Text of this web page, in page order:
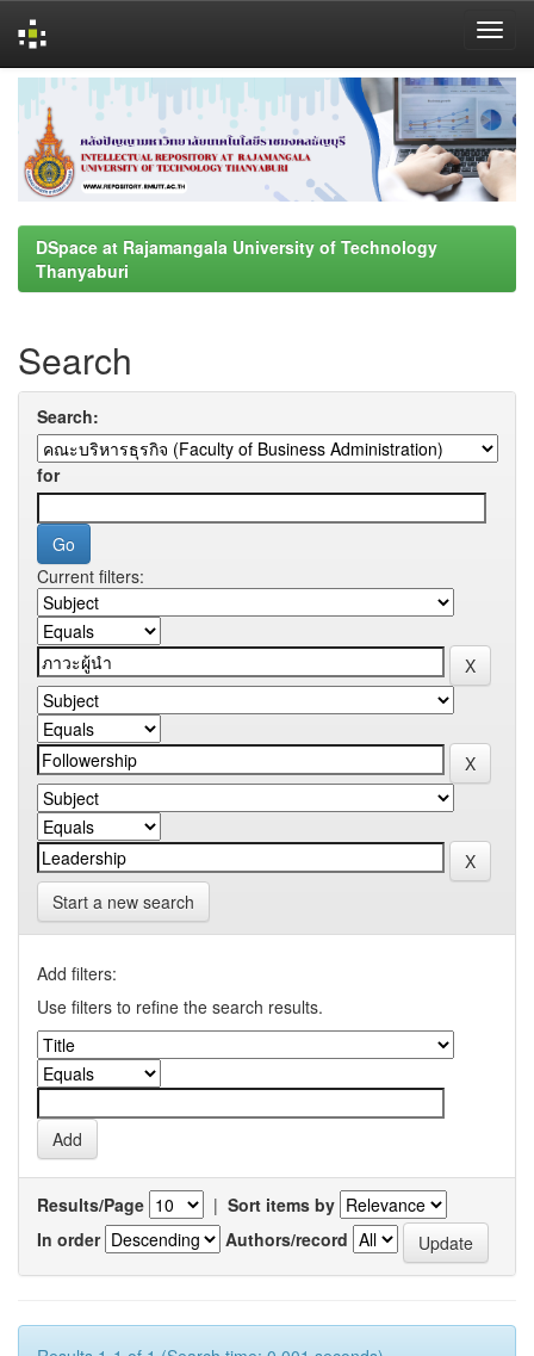
navigation
DSpace at Rajamangala University of Technology
Thanyaburi
Search
Search:
for
Current filters:
Start a new search
Add filters:
Use filters to refine the search results.
Results/Page | Sort items by
In order
Authors/record